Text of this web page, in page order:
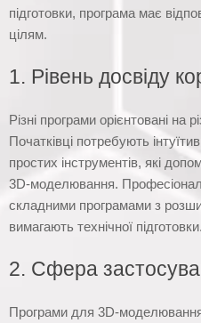
підготовки, програма має
цілям.
1. Рівень досвіду
Різні програми орієнтовані на
Початківці потребують
простих інструментів, які
3D-моделювання.
складними програмами з
вимагають технічної підготовки.
2. Сфера
Програми для 3D-